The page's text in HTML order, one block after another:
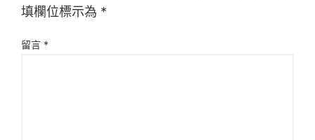
填欄位標示為 *
留言 *